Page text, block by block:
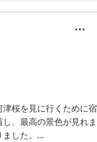
を込めた接客を心掛
めいただけたこと
ます。
適にご滞在いただけ
整備に努めてまいり
桜を見に行くために宿
、最高の景色が見れま
した。